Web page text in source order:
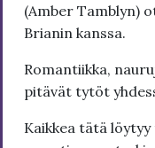
(Amber Tamblyn)
Brianin kanssa.
Romantiikka,
pitävät tytöt
Kaikkea tätä